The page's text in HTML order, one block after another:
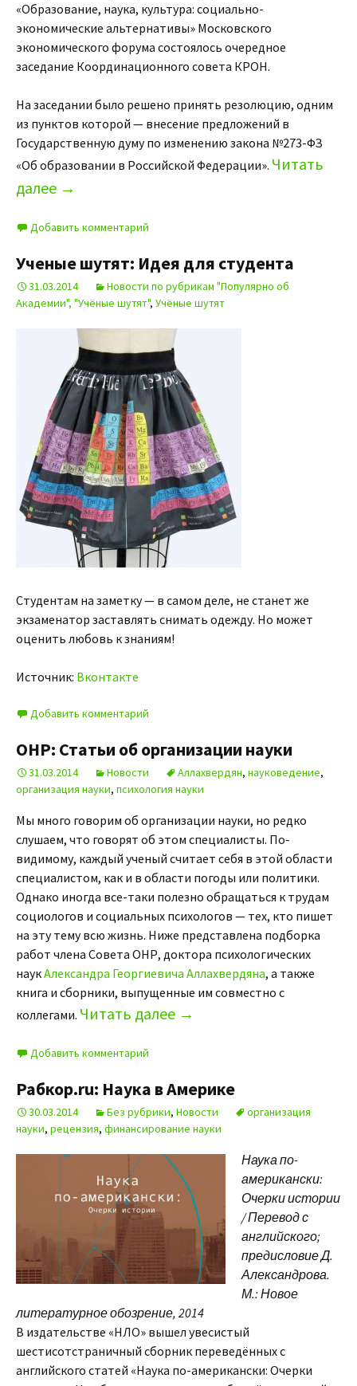
«Образование, наука, культура: социально-
экономические альтернативы» Московского
экономического форума состоялось очередное
заседание Координационного совета КРОН.
На заседании было решено принять резолюцию, одним
из пунктов которой — внесение предложений в
Государственную думу по изменению закона №273-ФЗ
«Об образовании в Российской Федерации». Читать
далее →
Добавить комментарий
Ученые шутят: Идея для студента
31.03.2014
Новости по рубрикам "Популярно об
Академии", "Учёные шутят", Учёные шутят
Студентам на заметку — в самом деле, не станет же
экзаменатор заставлять снимать одежду. Но может
оценить любовь к знаниям!
Источник: Вконтакте
Добавить комментарий
ОНР: Статьи об организации науки
31.03.2014 Новости Аллахвердян, науковедение,
организация науки, психология науки
Мы много говорим об организации науки, но редко
слушаем, что говорят об этом специалисты. По-
видимому, каждый ученый считает себя в этой области
специалистом, как и в области погоды или политики.
Однако иногда все-таки полезно обращаться к трудам
социологов и социальных психологов — тех, кто пишет
на эту тему всю жизнь. Ниже представлена подборка
работ члена Совета ОНР, доктора психологических
наукАлександра Георгиевича Аллахвердяна, а также
книга и сборники, выпущенные им совместно с
коллегами. Читать далее →
Добавить комментарий
Рабкор.ru: Наука в Америке
30.03.2014 Без рубрики, Новости
организация
науки, рецензия, финансирование науки
Наука по-
американски:
Очерки истории
/ Перевод с
английского;
предисловие Д.
Александрова.
М.: Новое
литературное обозрение, 2014
В издательстве «НЛО» вышел увесистый
шестисотстраничный сборник переведённых с
английского статей «Наука по-американски: Очерки